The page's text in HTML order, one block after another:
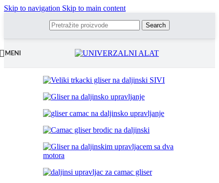
Skip to navigation Skip to main content
Search
MENI